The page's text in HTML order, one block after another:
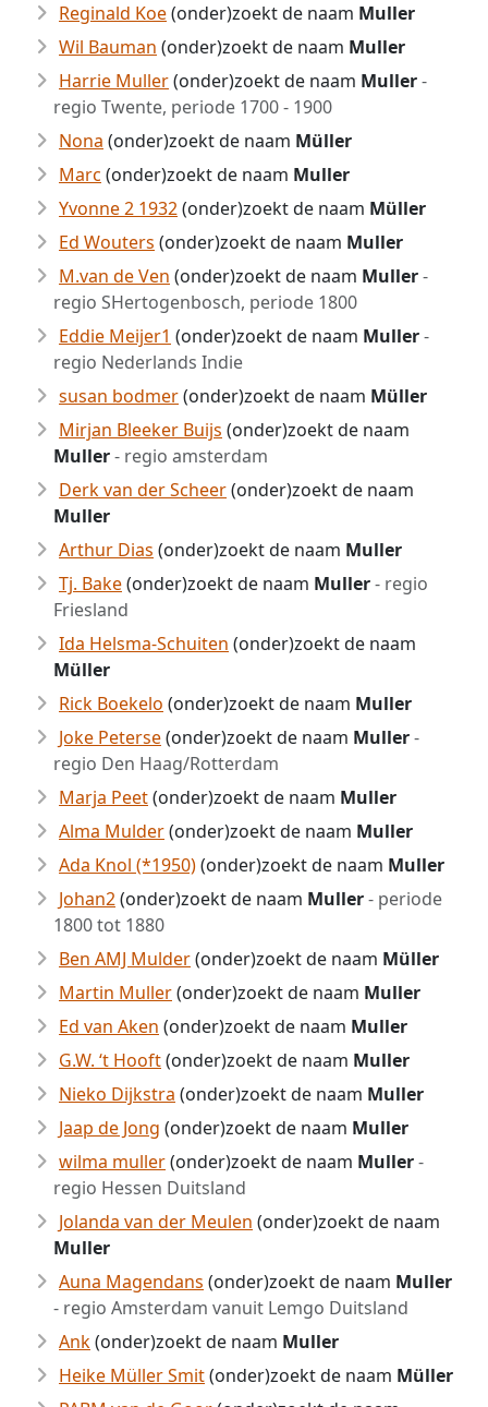
Reginald Koe(onder)zoekt de naam Muller
Wil Bauman (onder)zoekt de naam Muller
Harrie Muller(onder)zoekt de naam Muller-
regio Twente, periode 1700 - 1900
Nona (onder)zoekt de naam Müller
Marc (onder)zoekt de naam Muller
Yvonne 2 1932(onder)zoekt de naam Müller
Ed Wouters (onder)zoekt de naam Muller
M.van de Ven (onder)zoekt de naam Muller-
regio SHertogenbosch, periode 1800
Eddie Meijer1 (onder)zoekt de naam Muller-
regio Nederlands Indie
susan bodmer(onder)zoekt de naam Müller
Mirjan Bleeker Buijs (onder)zoekt de naam
Muller- regio amsterdam
Derk van der Scheer(onder)zoekt de naam
Muller
Arthur Dias (onder)zoekt de naam Muller
Tj. Bake(onder)zoekt de naam Muller- regio
Friesland
Ida Helsma-Schuiten (onder)zoekt de naam
Müller
Rick Boekelo (onder)zoekt de naam Muller
Joke Peterse(onder)zoekt de naam Muller-
regio Den Haag/Rotterdam
Marja Peet(onder)zoekt de naam Muller
Alma Mulder(onder)zoekt de naam Muller
Ada Knol (*1950)(onder)zoekt de naam Muller
Johan2(onder)zoekt de naam Muller- periode
1800 tot 1880
Ben AMJ Mulder(onder)zoekt de naam Müller
Martin Muller(onder)zoekt de naam Muller
Ed van Aken (onder)zoekt de naam Muller
G.W. ‘t Hooft(onder)zoekt de naam Muller
Nieko Dijkstra (onder)zoekt de naam Muller
Jaap de Jong (onder)zoekt de naam Muller
wilma muller(onder)zoekt de naam Muller-
regio Hessen Duitsland
Jolanda van der Meulen (onder)zoekt de naam
Muller
Auna Magendans (onder)zoekt de naam Muller
- regio Amsterdam vanuit Lemgo Duitsland
Ank(onder)zoekt de naam Muller
Heike Müller Smit(onder)zoekt de naam Müller